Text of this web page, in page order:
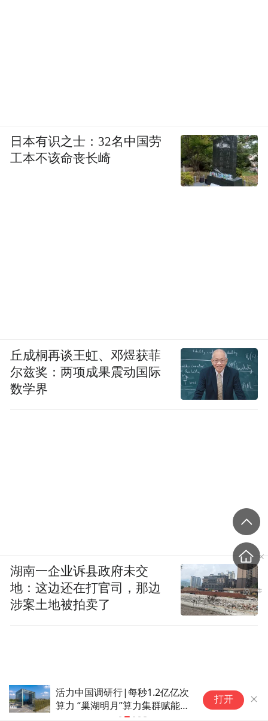
活力中国调研行|每秒1.2亿亿次
算力 “巢湖明月”算力集群赋能千
“
打开
日本有识之士：32名中国劳
工本不该命丧长崎
丘成桐再谈王虹、邓煜获菲
尔兹奖：两项成果震动国际
数学界
湖南一企业诉县政府未交
地：这边还在打官司，那边
涉案土地被拍卖了